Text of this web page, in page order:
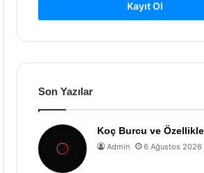
Kayıt Ol
Son Yazılar
Koç Burcu ve
Admin 6 Ağustos 2026